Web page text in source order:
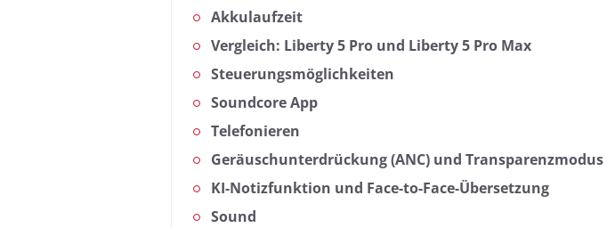
Akkulaufzeit
Vergleich: Liberty 5 Pro und Liberty 5 Pro Max
Steuerungsmöglichkeiten
Soundcore App
Telefonieren
Geräuschunterdrückung (ANC) und Transparenzmodus
KI-Notizfunktion und Face-to-Face-Übersetzung
Sound